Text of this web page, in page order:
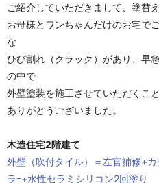
ご紹介していただきまして、塗替
お母様とワンちゃんだけのお宅で
な
ひび割れ（クラック）があり、早
の中で
外壁塗装を施工させていただくこ
ありがとうございました。
木造住宅2階建て
外壁（吹付タイル）＝左官補修+
ラｰ+水性セラミシリコン2回塗り